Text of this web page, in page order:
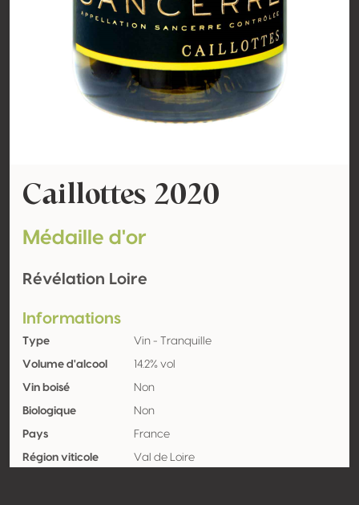
Caillottes 2020
Médaille d'or
Révélation Loire
Informations
Type Vin - Tranquille
Volume d'alcool 14.2% vol
Vin boisé Non
Biologique Non
Pays France
Région viticole Val de Loire